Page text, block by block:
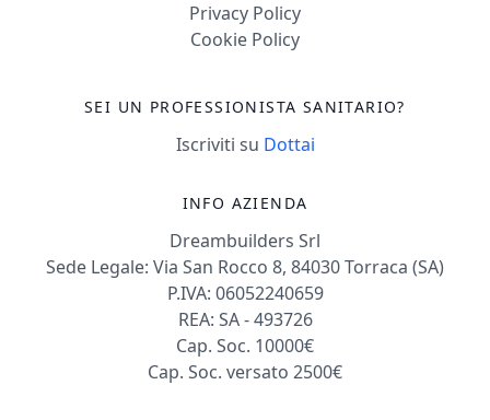
Privacy Policy
Cookie Policy
SEI UN PROFESSIONISTA SANITARIO?
Iscriviti su Dottai
INFO AZIENDA
Dreambuilders Srl
Sede Legale: Via San Rocco 8, 84030 Torraca (SA)
P.IVA: 06052240659
REA: SA - 493726
Cap. Soc. 10000€
Cap. Soc. versato 2500€